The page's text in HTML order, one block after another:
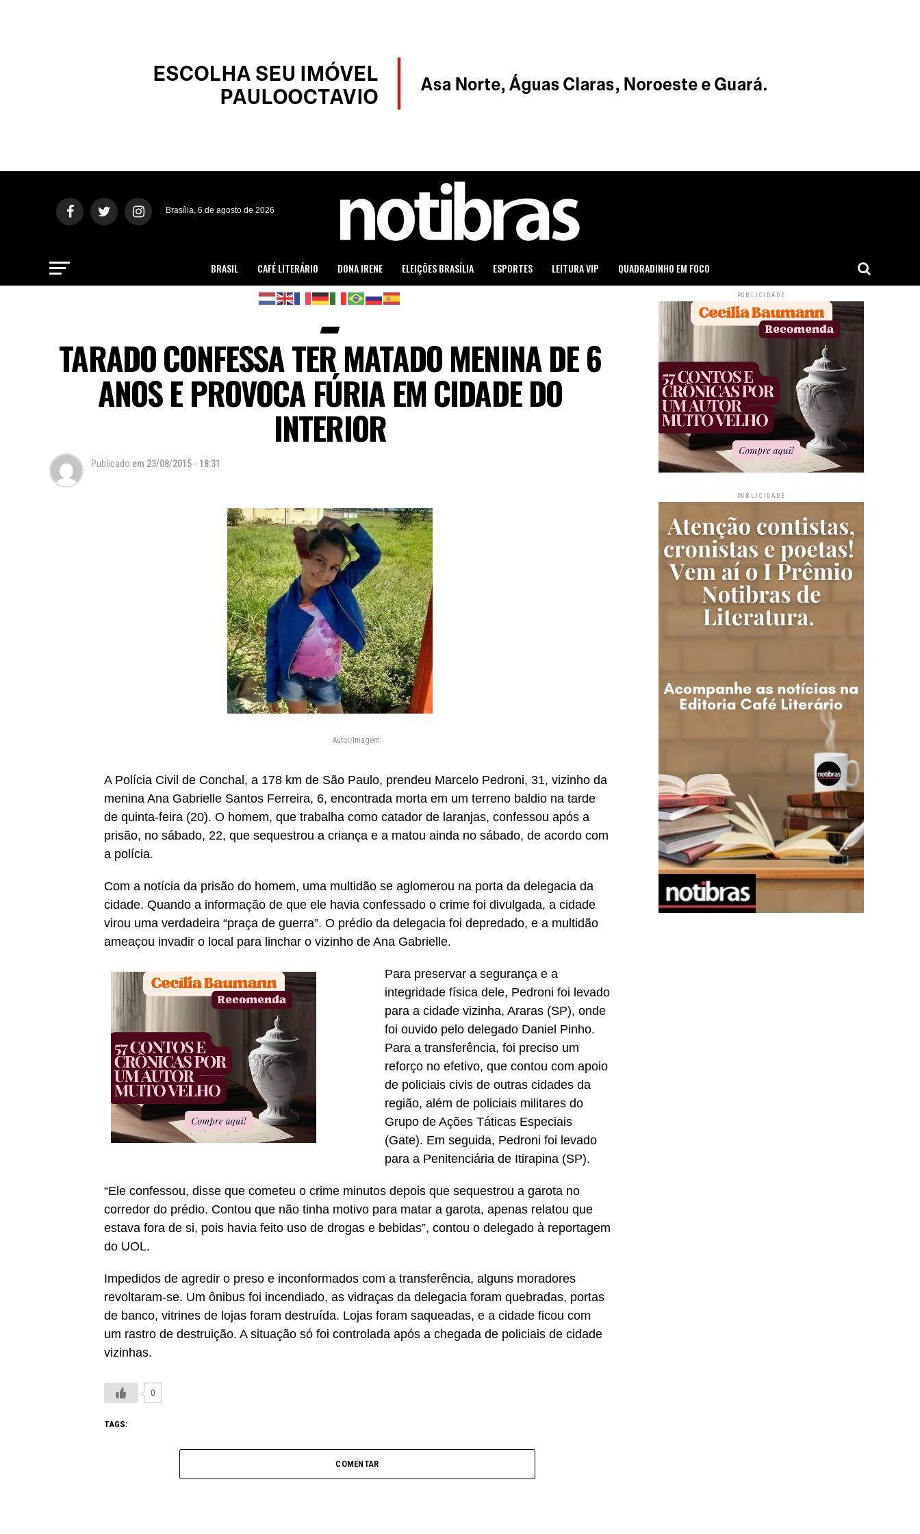
Brasília, 6 de agosto de 2026
BRASIL CAFÉ LITERÁRIO DONA IRENE ELEIÇÕES BRASÍLIA ESPORTES LEITURA VIP QUADRADINHO EM FOCO
TARADO CONFESSA TER MATADO MENINA DE 6
ANOS E PROVOCA FÚRIA EM CIDADE DO
INTERIOR
Publicado em 23/08/2015 - 18:31
Autor/Imagem:
A Polícia Civil de Conchal, a 178 km de São Paulo, prendeu Marcelo Pedroni, 31, vizinho da
menina Ana Gabrielle Santos Ferreira, 6, encontrada morta em um terreno baldio na tarde
de quinta-feira (20). O homem, que trabalha como catador de laranjas, confessou após a
prisão, no sábado, 22, que sequestrou a criança e a matou ainda no sábado, de acordo com
a polícia.
Com a notícia da prisão do homem, uma multidão se aglomerou na porta da delegacia da
cidade. Quando a informação de que ele havia confessado o crime foi divulgada, a cidade
virou uma verdadeira “praça de guerra”. O prédio da delegacia foi depredado, e a multidão
ameaçou invadir o local para linchar o vizinho de Ana Gabrielle.
Para preservar a segurança e a
integridade física dele, Pedroni foi levado
para a cidade vizinha, Araras (SP), onde
foi ouvido pelo delegado Daniel Pinho.
Para a transferência, foi preciso um
reforço no efetivo, que contou com apoio
de policiais civis de outras cidades da
região, além de policiais militares do
Grupo de Ações Táticas Especiais
(Gate). Em seguida, Pedroni foi levado
para a Penitenciária de Itirapina (SP).
“Ele confessou, disse que cometeu o crime minutos depois que sequestrou a garota no
corredor do prédio. Contou que não tinha motivo para matar a garota, apenas relatou que
estava fora de si, pois havia feito uso de drogas e bebidas”, contou o delegado à reportagem
do UOL.
Impedidos de agredir o preso e inconformados com a transferência, alguns moradores
revoltaram-se. Um ônibus foi incendiado, as vidraças da delegacia foram quebradas, portas
de banco, vitrines de lojas foram destruída. Lojas foram saqueadas, e a cidade ficou com
um rastro de destruição. A situação só foi controlada após a chegada de policiais de cidade
vizinhas.
0
TAGS:
COMENTAR
PUBLICIDADE
PUBLICIDADE